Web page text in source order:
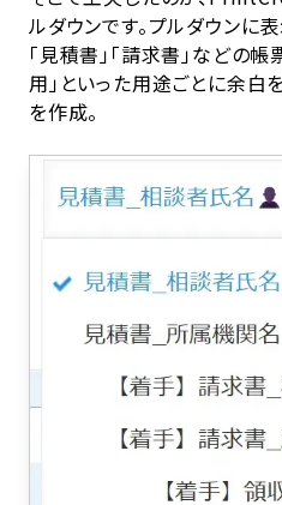
ルダウンです。プルダウンに
「見積書」「請求書」などの帳
用」といった用途ごとに余白
を作成。